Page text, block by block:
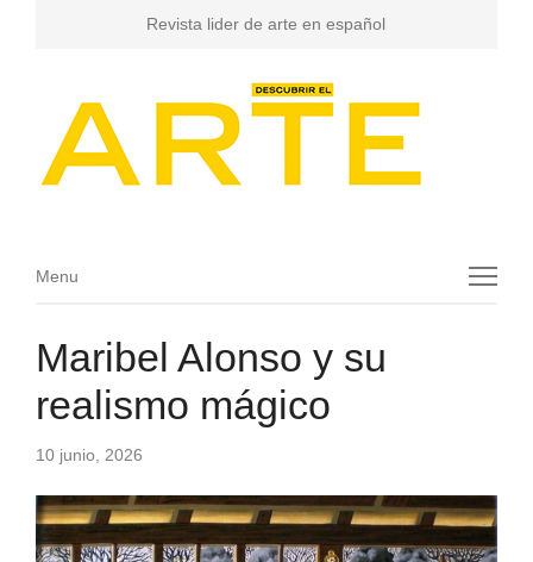
Revista lider de arte en español
Menu
Menu
Maribel Alonso y su
realismo mágico
10 junio, 2026